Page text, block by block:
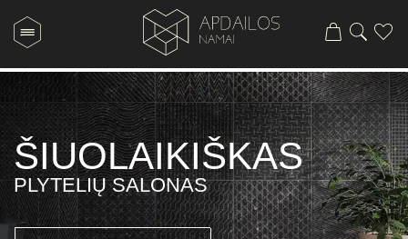
ŠIUOLAIKIŠKAS
PLYTELIŲ SALONAS